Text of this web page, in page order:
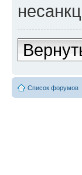
Список форумов